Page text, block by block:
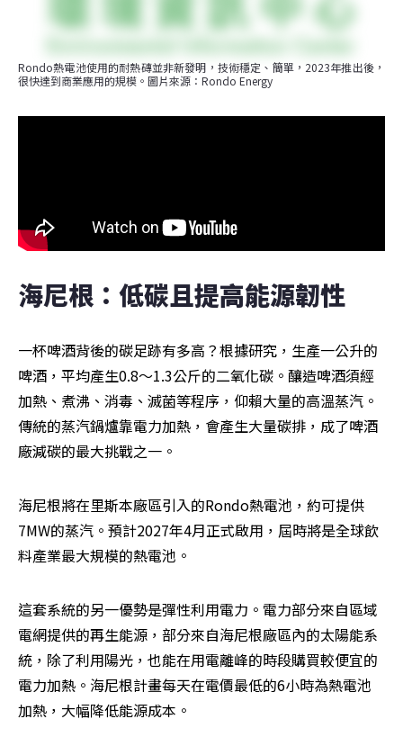
Rondo熱電池使用的耐熱磚並非新發明，技術穩定、簡單，2023年推出後，
很快達到商業應用的規模。圖片來源：Rondo Energy
海尼根：低碳且提高能源韌性
一杯啤酒背後的碳足跡有多高？根據研究，生產一公升的
啤酒，平均產生0.8～1.3公斤的二氧化碳。釀造啤酒須經
加熱、煮沸、消毒、滅菌等程序，仰賴大量的高溫蒸汽。
傳統的蒸汽鍋爐靠電力加熱，會產生大量碳排，成了啤酒
廠減碳的最大挑戰之一。
海尼根將在里斯本廠區引入的Rondo熱電池，約可提供
7MW的蒸汽。預計2027年4月正式啟用，屆時將是全球飲
料產業最大規模的熱電池。
這套系統的另一優勢是彈性利用電力。電力部分來自區域
電網提供的再生能源，部分來自海尼根廠區內的太陽能系
統，除了利用陽光，也能在用電離峰的時段購買較便宜的
電力加熱。海尼根計畫每天在電價最低的6小時為熱電池
加熱，大幅降低能源成本。